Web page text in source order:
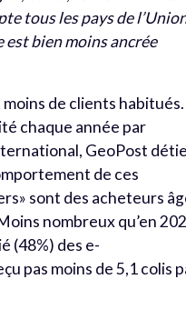
tous les pays de
est bien moins ancrée
de clients habitués.
chaque année par
GeoPost
de ces
sont des acheteurs
nombreux qu’en
(48%) des e-
pas moins de 5,1 colis